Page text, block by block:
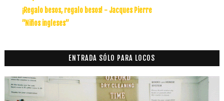
¡Regalo besos, regalo besos! - Jacques Pierre
”Niños ingleses”
ENTRADA SÓLO PARA LOCOS